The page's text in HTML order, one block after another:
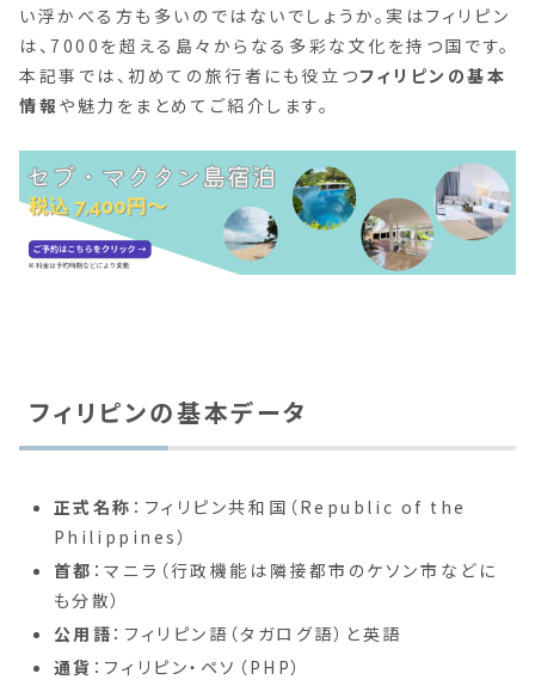
い浮かべる方も多いのではないでしょうか。実はフィリピン
は、7000を超える島々からなる多彩な文化を持つ国です。
本記事では、初めての旅行者にも役立つフィリピンの基本
情報や魅力をまとめてご紹介します。
フィリピンの基本データ
正式名称 ：フィリピン共和国（Republic of the
Philippines）
首都 ：マニラ（行政機能は隣接都市のケソン市などに
も分散）
公用語 ：フィリピン語（タガログ語）と英語
通貨 ：フィリピン・ペソ（PHP）